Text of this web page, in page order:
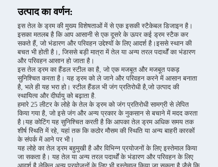
उत्पाद का वर्णन:
इस तेल के ड्रम की मुख्य विशेषताओं में से एक इसकी स्टैकेबल डिजाइन है।
इसका मतलब है कि आप आसानी से एक दूसरे के ऊपर कई ड्रम स्टैक कर
सकते हैं, जो भंडारण और परिवहन उद्देश्यों के लिए आदर्श है।इससे स्थान की
बचत भी होती है।, जिससे बड़ी मात्रा में तेल या अन्य तरल पदार्थों का भंडारण
और परिवहन आसान हो जाता है।
इस तेल ड्रम का हैंडल स्टील का है, जो एक मजबूत और मजबूत पकड़
सुनिश्चित करता है। यह ड्रम को ले जाने और परिवहन करने में आसान बनाता
है, भले ही यह भरा हो। स्टील हैंडल भी जंग प्रतिरोधी है,जो उत्पाद की
स्थायित्व और दीर्घायु को बढ़ाता है.
हमारे 25 लीटर के लोहे के तेल के ड्रम को जंग प्रतिरोधी सामग्री से लेपित
किया गया है, जो इसे जंग और अन्य प्रकार के नुकसान से बचाने में मदद करता
है।यह कोटिंग यह सुनिश्चित करती है कि आपका तेल ड्रम अधिक समय तक
शीर्ष स्थिति में रहे, यहां तक कि कठोर मौसम की स्थिति या अन्य बाहरी कारकों
के संपर्क में आने पर भी।
यह लोहे का तेल ड्रम बहुमुखी है और विभिन्न प्रयोजनों के लिए इस्तेमाल किया
जा सकता है। यह तेल या अन्य तरल पदार्थों के भंडारण और परिवहन के लिए